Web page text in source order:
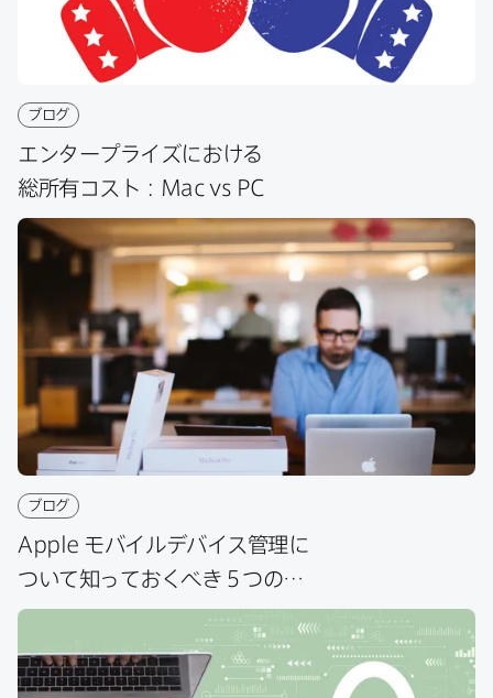
ブログ
エンタープライズに​おける​
総所有コスト： Mac vs PC
ブログ
Apple モバイルデバイス管理に​
ついて​知っておくべき​５つの​
ポイント